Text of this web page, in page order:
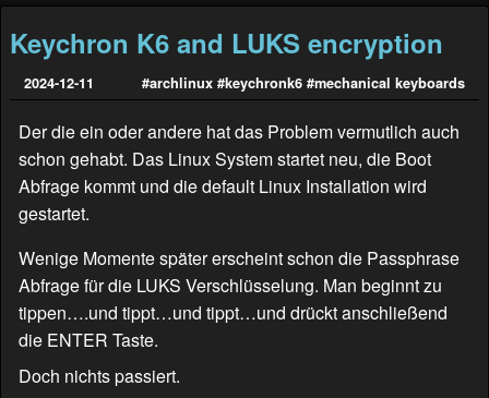
Keychron K6 and LUKS encryption
2024-12-11 #archlinux #keychronk6 #mechanical keyboards
Der die ein oder andere hat das Problem vermutlich auch
schon gehabt. Das Linux System startet neu, die Boot
Abfrage kommt und die default Linux Installation wird
gestartet.
Wenige Momente später erscheint schon die Passphrase
Abfrage für die LUKS Verschlüsselung. Man beginnt zu
tippen….und tippt…und tippt…und drückt anschließend
die ENTER Taste.
Doch nichts passiert.